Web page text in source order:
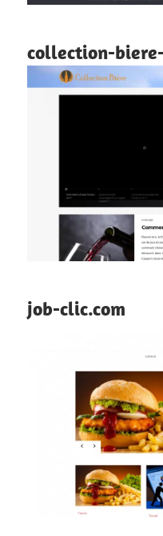
collection-
job-clic.com